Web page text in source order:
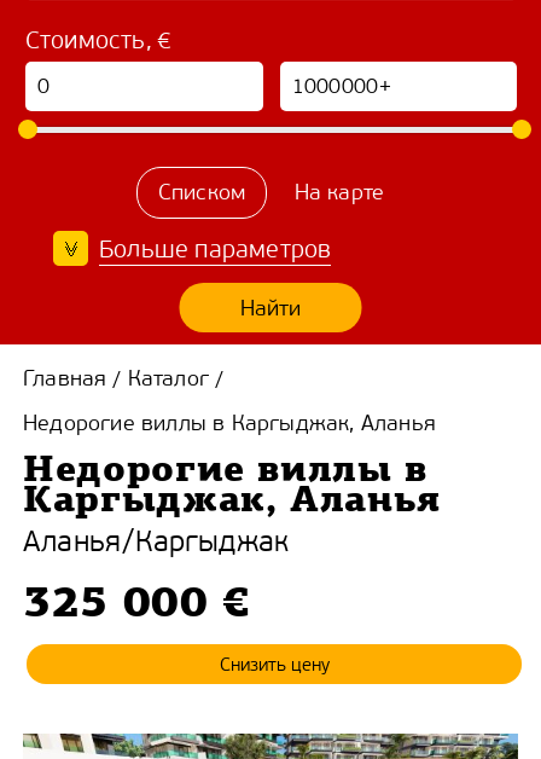
Стоимость, €
Списком На карте
Найти
Больше параметров
Главная / Каталог /
Недорогие виллы в Каргыджак, Аланья
Недорогие виллы в
Каргыджак, Аланья
Аланья/Каргыджак
325 000 €
Снизить цену